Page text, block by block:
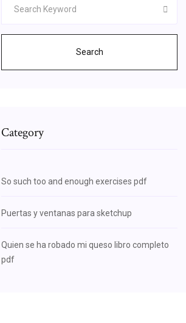
Search
Category
So such too and enough exercises pdf
Puertas y ventanas para sketchup
Quien se ha robado mi queso libro completo
pdf